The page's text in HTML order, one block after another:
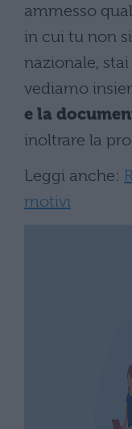
ammesso
in cui tu non
nazionale,
vediamo
e la
inoltrare la
Leggi anche:
motivi